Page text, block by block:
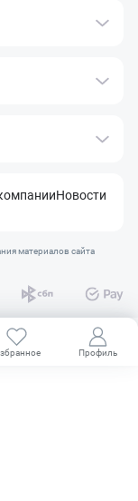
Новости
материалов сайта
Профиль